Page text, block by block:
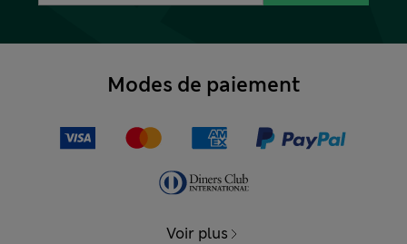
Modes de paiement
Voir plus